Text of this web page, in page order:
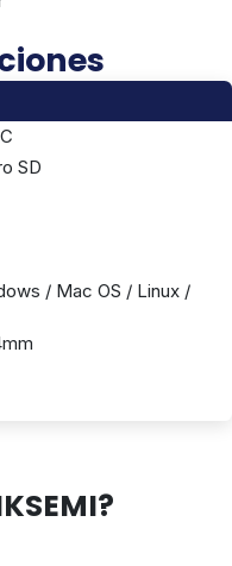
SD
/ Mac OS / Linux /